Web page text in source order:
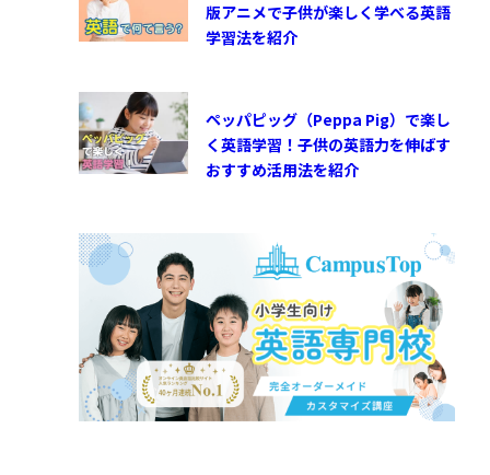
版アニメで子供が楽しく学べる英語
学習法を紹介
ペッパピッグ（Peppa Pig）で楽し
く英語学習！子供の英語力を伸ばす
おすすめ活用法を紹介